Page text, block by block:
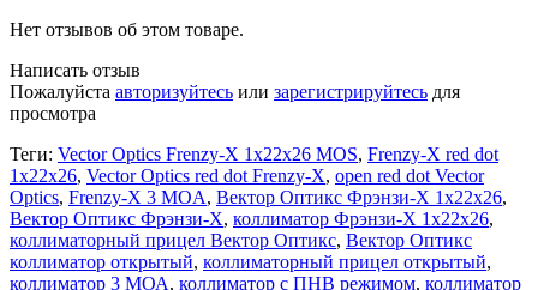
Нет отзывов об этом товаре.
Написать отзыв
Пожалуйста авторизуйтесь или зарегистрируйтесь для
просмотра
Теги: Vector Optics Frenzy-X 1x22x26 MOS, Frenzy-X red dot
1x22x26, Vector Optics red dot Frenzy-X, open red dot Vector
Optics, Frenzy-X 3 MOA, Вектор Оптикс Фрэнзи-X 1х22х26,
Вектор Оптикс Фрэнзи-X, коллиматор Фрэнзи-X 1х22х26,
коллиматорный прицел Вектор Оптикс, Вектор Оптикс
коллиматор открытый, коллиматорный прицел открытый,
коллиматор 3 МОА, коллиматор с ПНВ режимом, коллиматор